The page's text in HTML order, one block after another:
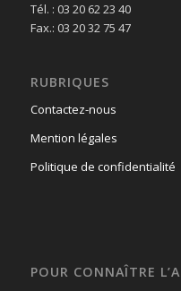
Tél. : 03 20 62 23 40
Fax.: 03 20 32 75 47
RUBRIQUES
Contactez-nous
Mention légales
Politique de confidentialité
POUR CONNAÎTRE